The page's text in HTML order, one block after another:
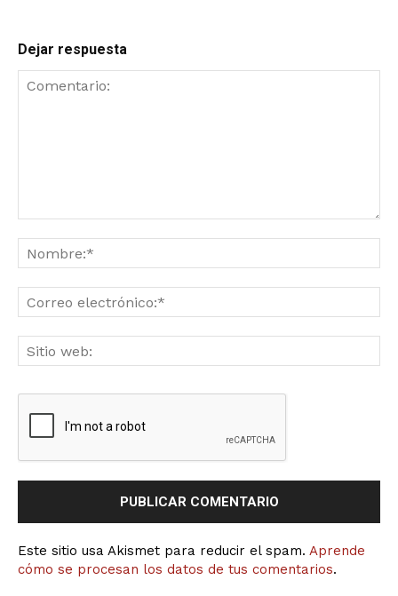
Dejar respuesta
Este sitio usa Akismet para reducir el spam. Aprende
cómo se procesan los datos de tus comentarios.